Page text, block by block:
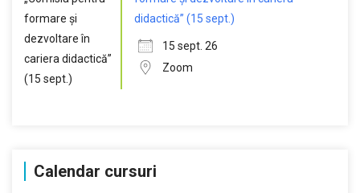
didactică” (15 sept.)
15 sept. 26
Zoom
Calendar cursuri